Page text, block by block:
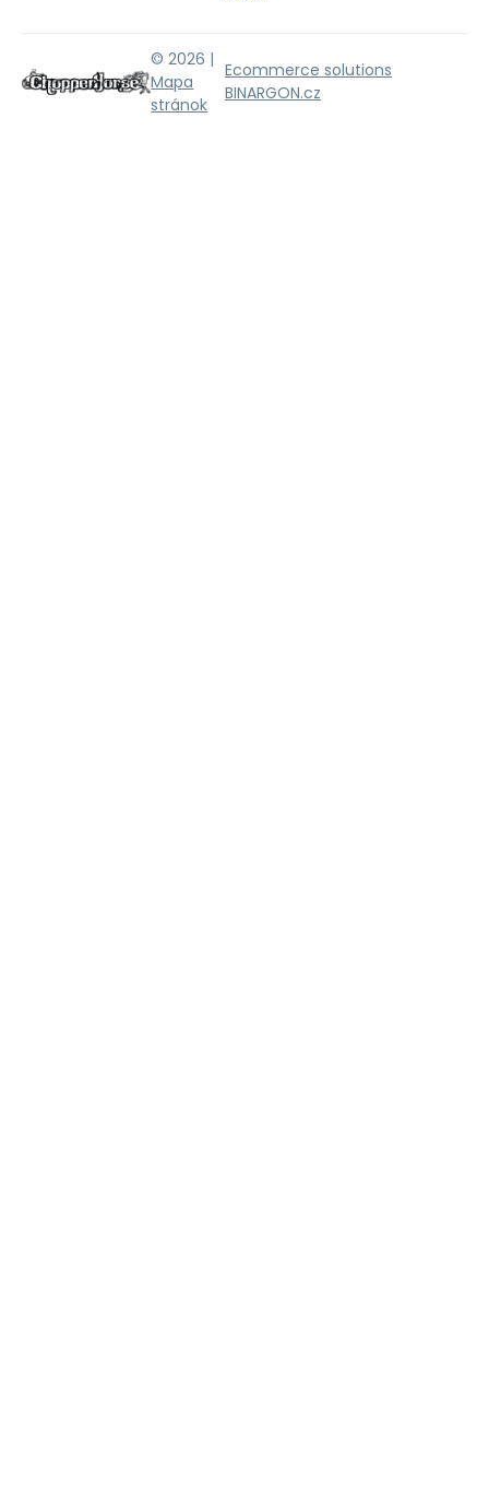
© 2026 |
Mapa
stránok
Ecommerce solutions
BINARGON.cz